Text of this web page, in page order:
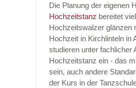
E-Mail-
Die Planung der eigenen
Hochzeitstanz bereitet
Hochzeitswalzer glänzen
Hochzeit in Kirchlinteln in
studieren unter fachlicher
Hochzeitstanz ein - das
sein, auch andere
der Kurs in der